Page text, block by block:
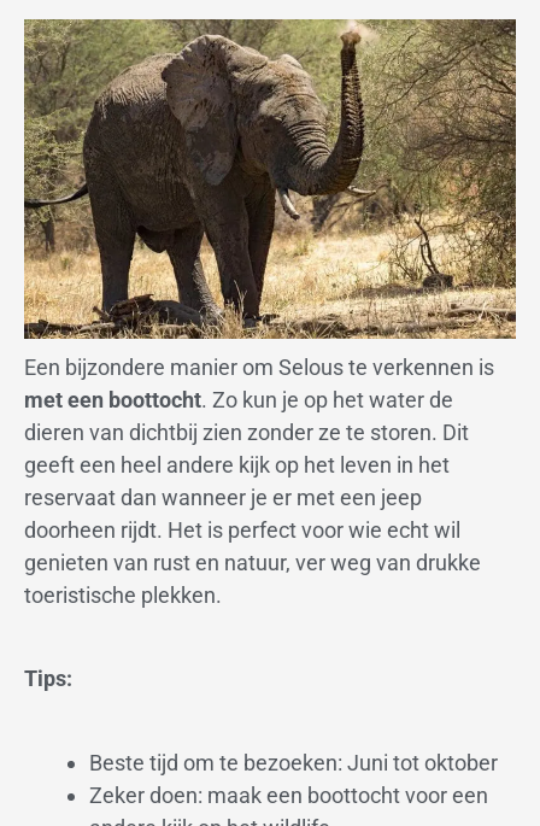
Een bijzondere manier om Selous te verkennen is
met een boottocht. Zo kun je op het water de
dieren van dichtbij zien zonder ze te storen. Dit
geeft een heel andere kijk op het leven in het
reservaat dan wanneer je er met een jeep
doorheen rijdt. Het is perfect voor wie echt wil
genieten van rust en natuur, ver weg van drukke
toeristische plekken.
Tips:
Beste tijd om te bezoeken: Juni tot oktober
Zeker doen: maak een boottocht voor een